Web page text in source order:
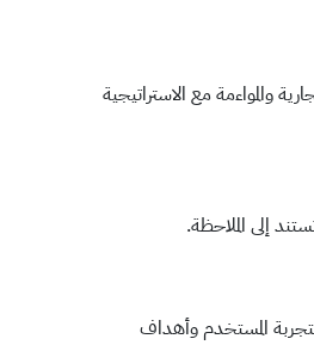
والمواءمة مع الاستراتيجية
إلى الملاحظة.
المستخدم وأهداف